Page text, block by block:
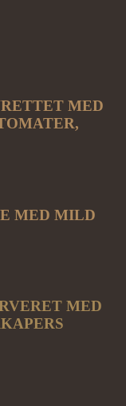
MED
MED MILD
MED